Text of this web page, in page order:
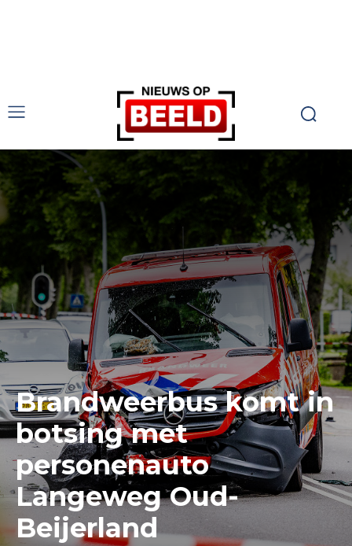
Brandweerbus komt in
botsing met
personenauto
Langeweg Oud-
Beijerland